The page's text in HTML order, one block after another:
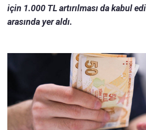
için 1.000 TL artırılması da kabul
arasında yer aldı.